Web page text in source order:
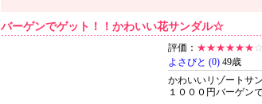
バーゲンでゲット！！かわいい花サンダル☆
評価： ★★★★★★ ☆
よさびと (0) 49歳
かわいいリゾートサ
１０００円バーゲン